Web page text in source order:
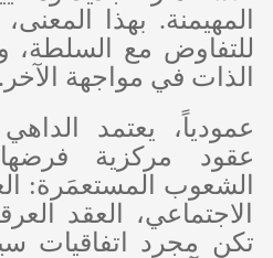
المهيمنة. بهذا
للتفاوض مع السلطة،
الذات في مواجهة الآخر.
عمودياً، يعتمد
عقود مركزية
الشعوب المستعمَرة:
الاجتماعي، العقد
تكن مجرد اتفاقيات